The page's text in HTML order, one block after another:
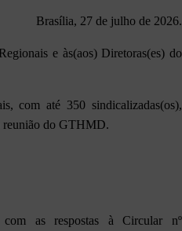
Brasília, 27 de julho de 2026.
e às(aos) Diretoras(es) do
com até 350 sindicalizadas(os),
reunião do GTHMD.
as respostas à Circular nº